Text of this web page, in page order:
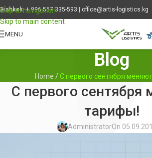
Skip to navigation
Skip to main content
Bishkek: + 996 557 335-593 office@artis-logistics.kg
MENU
Blog
Home / С первого сентября
С первого сентября
тарифы!
AdministratorOn